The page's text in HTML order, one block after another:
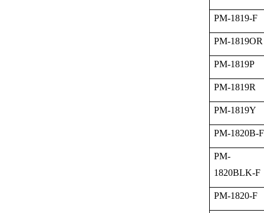
PM-1819-F
PM-1819OR
PM-1819P
PM-1819R
PM-1819Y
PM-1820B-F
PM-
1820BLK-F
PM-1820-F